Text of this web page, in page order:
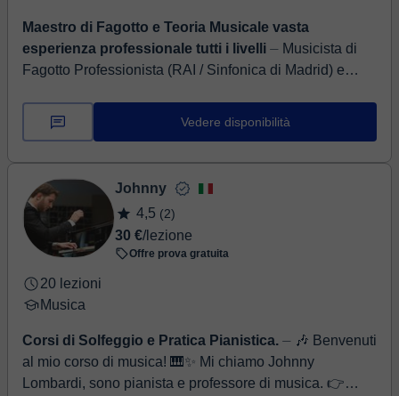
Maestro di Fagotto e Teoria Musicale vasta
esperienza professionale tutti i livelli ⏤ Musicista di
Fagotto Professionista (RAI / Sinfonica di Madrid) e
d'orchestra con una vas...
Vedere disponibilità
Johnny
4,5 (2)
30 €/lezione
Offre prova gratuita
20 lezioni
Musica
Corsi di Solfeggio e Pratica Pianistica. ⏤ 🎶 Benvenuti
al mio corso di musica! 🎹✨ Mi chiamo Johnny
Lombardi, sono pianista e professore di musica. 👉